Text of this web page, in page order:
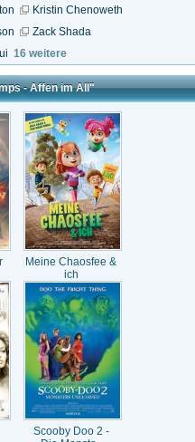
Kristin Chenoweth
Zack Shada
16 weitere
- Affen im All"
Meine Chaosfee &
ich
Scooby Doo 2 -